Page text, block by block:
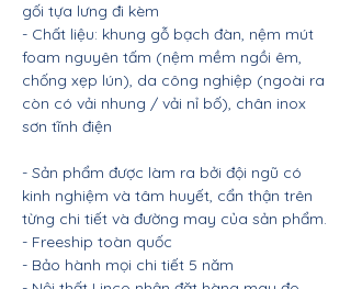
gối tựa lưng đi kèm
- Chất liệu: khung gỗ bạch đàn, nệm mút
foam nguyên tấm (nệm mềm ngồi êm,
chống xẹp lún), da công nghiệp (ngoài ra
còn có vải nhung / vải nỉ bố), chân inox
sơn tĩnh điện
- Sản phẩm được làm ra bởi đội ngũ có
kinh nghiệm và tâm huyết, cẩn thận trên
từng chi tiết và đường may của sản phẩm.
- Freeship toàn quốc
- Bảo hành mọi chi tiết 5 năm